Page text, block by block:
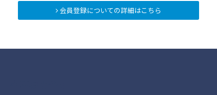
会員登録についての詳細はこちら